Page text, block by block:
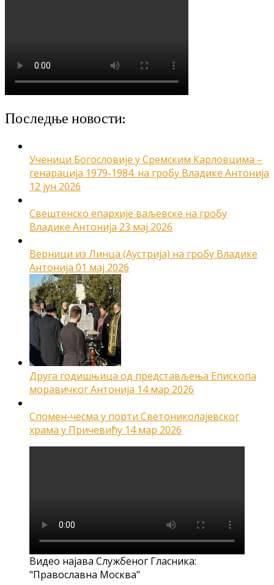
Последње новости:
Ученици Богословије у Сремским Карловцима –
генарација 1979-1984. на гробу Владике Антонија
12 јун 2026
Свештенско епархије ваљевске на гробу
Владике Антонија 23 мај 2026
Верници из Линца (Аустрија) на гробу Владике
Антонија 01 мај 2026
Друга годишњица од представљења Епископа
моравичког Антонија 14 мар 2026
Спомен-чесма у порти Светониколајевског
храма у Причевићу 14 мар 2026
Видео најава Службеног Гласника:
"Православна Москва"